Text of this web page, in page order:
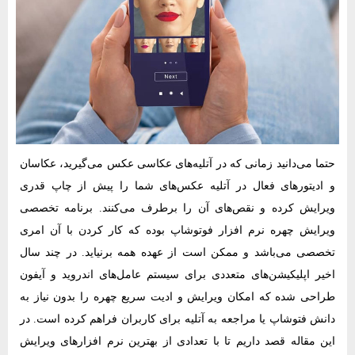
حتما می‌دانید زمانی که در آتلیه‌های عکاسی عکس می‌گیرید، عکاسان
و ادیتورهای فعال در آتلیه عکس‌های شما را پیش از چاپ قدری
ویرایش کرده و نقص‌های آن را برطرف می‌کنند. برنامه‌ تخصصی
ویرایش چهره نرم‌ افزار فوتوشاپ بوده که کار کردن با آن امری
تخصصی می‌باشد و ممکن است از عهده‌ همه برنیاید. در چند سال
اخیر اپلیکیشن‌های متعددی برای سیستم عامل‌های اندروید و آیفون
طراحی شده که امکان ویرایش و ادیت سریع چهره را بدون نیاز به
دانش فتوشاپ یا مراجعه به آتلیه برای کاربران فراهم کرده است. در
این مقاله قصد داریم تا با تعدادی از بهترین نرم‌ افزارهای ویرایش